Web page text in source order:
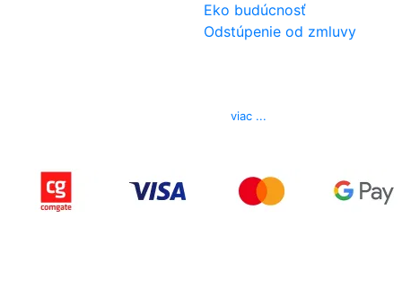
Eko budúcnosť
Odstúpenie od zmluvy
viac ...